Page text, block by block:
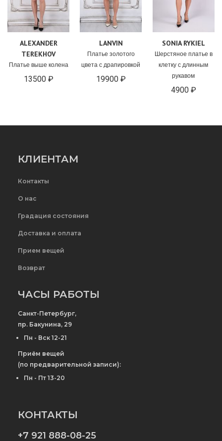
ALEXANDER
TEREKHOV
Платье выше колена
13500 ₽
LANVIN
Платье золотого
цвета с драпировкой
19900 ₽
SONIA RYKIEL
Шерстяное платье в
клетку с длинным
рукавом
4900 ₽
КЛИЕНТАМ
Контакты
О нас
Градация состояния
Доставка и оплата
Прием вещей
Возврат
ЧАСЫ РАБОТЫ
Санкт-Петербург,
пр. Бакунина, 29
Пн - Вск 12-21
Приём вещей
(по предварительной записи):
Пн - Пт 13-20
КОНТАКТЫ
+7 921 888-08-25